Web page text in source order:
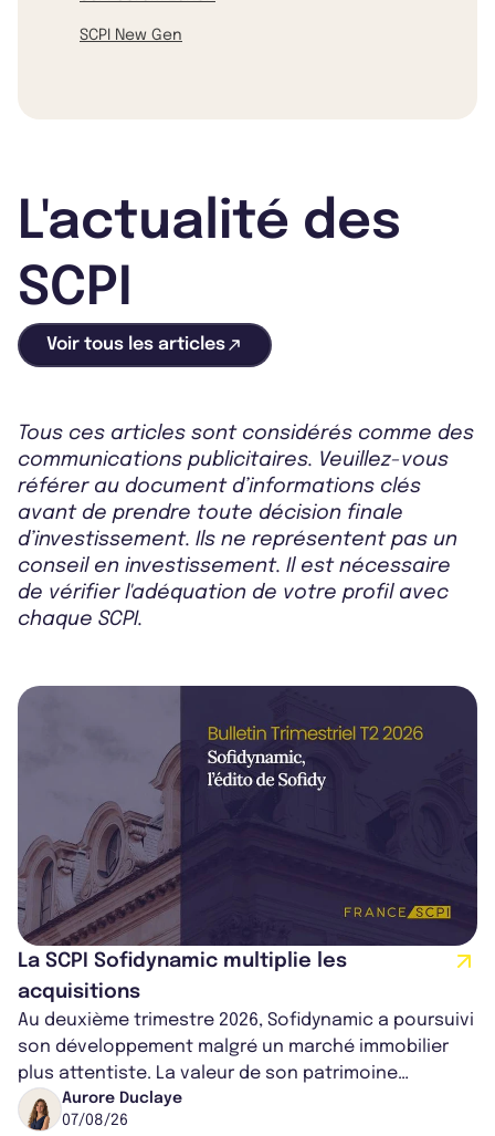
SCPI New Gen
L'actualité des
SCPI
Voir tous les articles
Tous ces articles sont considérés comme des
communications publicitaires. Veuillez-vous
référer au document d’informations clés
avant de prendre toute décision finale
d’investissement. Ils ne représentent pas un
conseil en investissement. Il est nécessaire
de vérifier l'adéquation de votre profil avec
chaque SCPI.
La SCPI Sofidynamic multiplie les
acquisitions
Au deuxième trimestre 2026, Sofidynamic a poursuivi
son développement malgré un marché immobilier
plus attentiste. La valeur de son patrimoine
progresse de 3,8% à périmètre constan...
Aurore Duclaye
07/08/26